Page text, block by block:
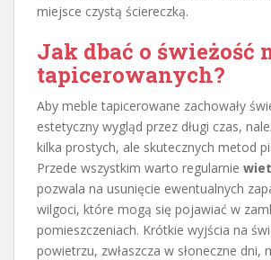
miejsce czystą ściereczką.
Jak dbać o świeżość
tapicerowanych?
Aby meble tapicerowane zachowały
estetyczny wygląd przez długi czas,
kilka prostych, ale skutecznych metod
Przede wszystkim warto regularnie
pozwala na usunięcie ewentualnych
wilgoci, które mogą się pojawiać w
pomieszczeniach. Krótkie wyjścia na
powietrzu, zwłaszcza w słoneczne dni,